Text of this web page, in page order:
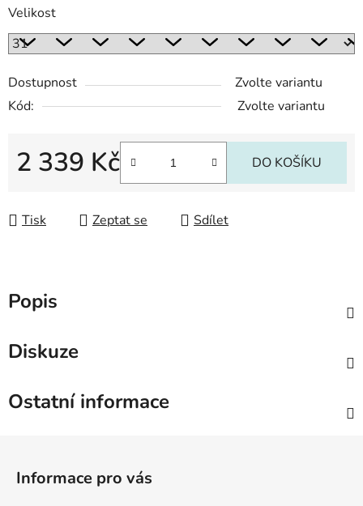
Velikost
Dostupnost
Zvolte variantu
Kód:
Zvolte variantu
2 339 Kč DO KOŠÍKU
Tisk Zeptat se Sdílet
Popis
Diskuze
Ostatní informace
Informace pro vás